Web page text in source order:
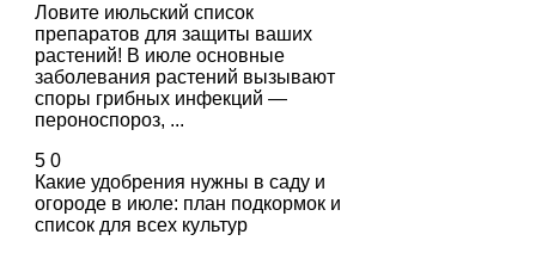
Ловите июльский список
препаратов для защиты ваших
растений! В июле основные
заболевания растений вызывают
споры грибных инфекций —
пероноспороз, ...
5 0
Какие удобрения нужны в саду и
огороде в июле: план подкормок и
список для всех культур